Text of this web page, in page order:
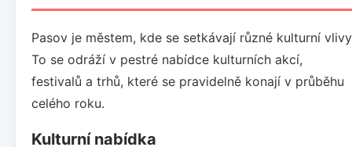
Pasov je městem, kde se setkávají různé kulturní
To se odráží v pestré nabídce kulturních akcí,
festivalů a trhů, které se pravidelně konají v průběhu
celého roku.
Kulturní nabídka